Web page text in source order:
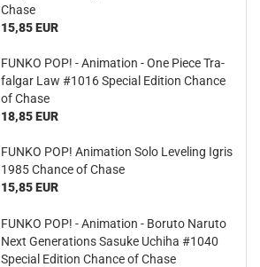
Chase
15,85 EUR
FUNKO POP! - Ani­ma­ti­on - One Piece Tra­
fal­gar Law #1016 Spe­cial Edi­ti­on Chan­ce
of Chase
18,85 EUR
FUNKO POP! Ani­ma­ti­on Solo Le­ve­ling Igris
1985 Chan­ce of Chase
15,85 EUR
FUNKO POP! - Ani­ma­ti­on - Bo­ruto Na­ruto
Next Ge­nera­ti­ons Sa­suke Uchi­ha #1040
Spe­cial Edi­ti­on Chan­ce of Chase